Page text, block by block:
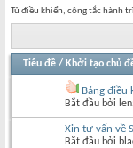
Tủ điều khiển, công tắc hành
Tiêu đề / Khởi tạo chủ
Bảng điều
Bắt đầu bởi
Xin tư vấn về
Bắt đầu bởi